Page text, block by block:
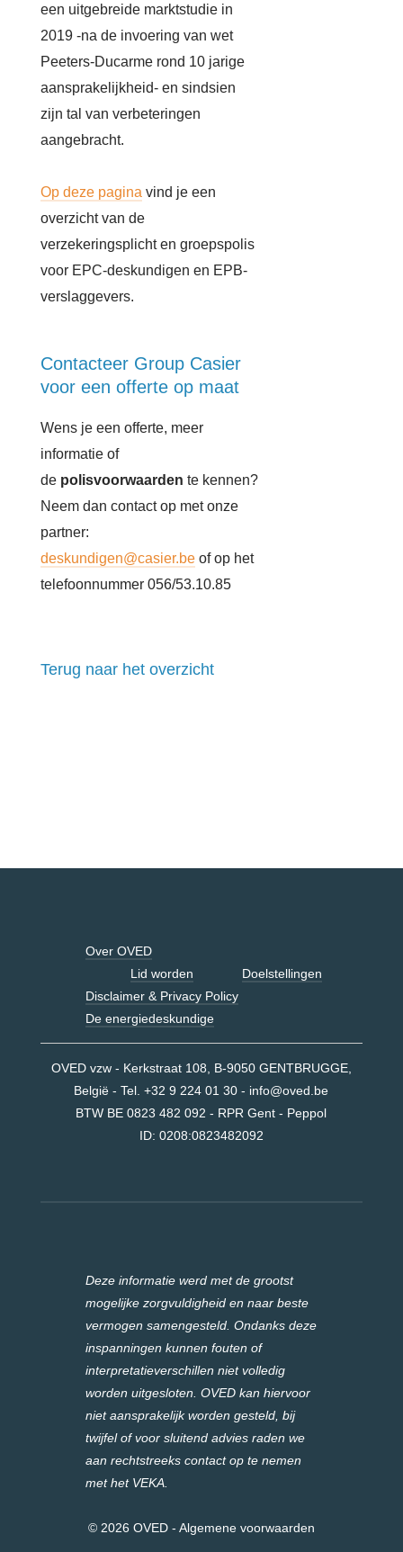
een uitgebreide marktstudie in
2019 -na de invoering van wet
Peeters-Ducarme rond 10 jarige
aansprakelijkheid- en sindsien
zijn tal van verbeteringen
aangebracht.
Op deze pagina vind je een
overzicht van de
verzekeringsplicht en groepspolis
voor EPC-deskundigen en EPB-
verslaggevers.
Contacteer Group Casier
voor een offerte op maat
Wens je een offerte, meer
informatie of
de polisvoorwaarden te kennen?
Neem dan contact op met onze
partner:
deskundigen@casier.beof op het
telefoonnummer 056/53.10.85
Terug naar het overzicht
Over OVED
Lid worden
Doelstellingen
Disclaimer & Privacy Policy
De energiedeskundige
OVED vzw - Kerkstraat 108, B-9050 GENTBRUGGE,
België - Tel. +32 9 224 01 30 - info@oved.be
BTW BE 0823 482 092 - RPR Gent - Peppol
ID: 0208:0823482092
Deze informatie werd met de grootst
mogelijke zorgvuldigheid en naar beste
vermogen samengesteld. Ondanks deze
inspanningen kunnen fouten of
interpretatieverschillen niet volledig
worden uitgesloten. OVED kan hiervoor
niet aansprakelijk worden gesteld, bij
twijfel of voor sluitend advies raden we
aan rechtstreeks contact op te nemen
met het VEKA.
© 2026 OVED - Algemene voorwaarden